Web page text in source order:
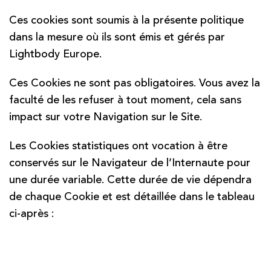
Ces cookies sont soumis à la présente politique
dans la mesure où ils sont émis et gérés par
Lightbody Europe.
Ces Cookies ne sont pas obligatoires. Vous avez la
faculté de les refuser à tout moment, cela sans
impact sur votre Navigation sur le Site.
Les Cookies statistiques ont vocation à être
conservés sur le Navigateur de l’Internaute pour
une durée variable. Cette durée de vie dépendra
de chaque Cookie et est détaillée dans le tableau
ci-après :